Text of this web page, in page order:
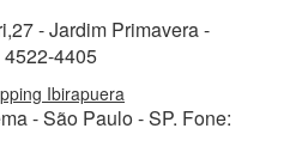
- Jardim Primavera -
4405
Ibirapuera
- São Paulo - SP. Fone: